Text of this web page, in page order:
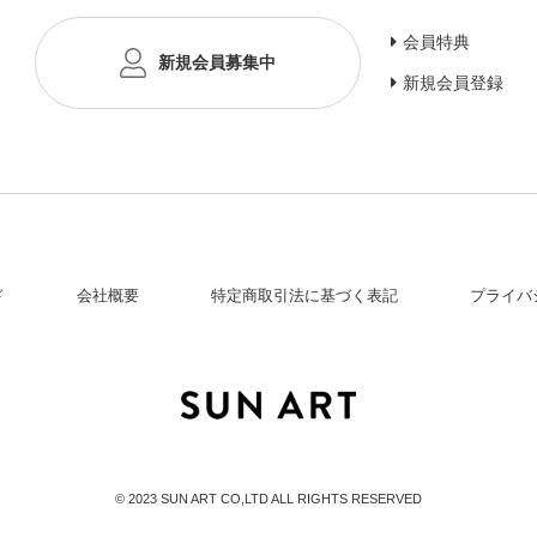
新規会員募集中
会員特典
新規会員登録
会社概要 特定商取引法に基づく表記 プライバ
© 2023 SUN ART CO,LTD ALL RIGHTS RESERVED